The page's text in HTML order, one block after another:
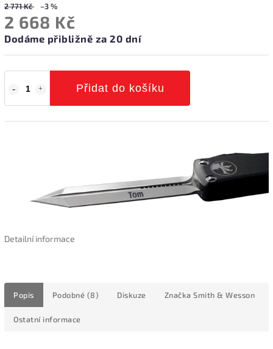
2 771 Kč –3 %
2 668 Kč
Dodáme přibližně za 20 dní
Přidat do košíku
Detailní informace
Popis Podobné (8) Diskuze Značka Smith & Wesson
Ostatní informace